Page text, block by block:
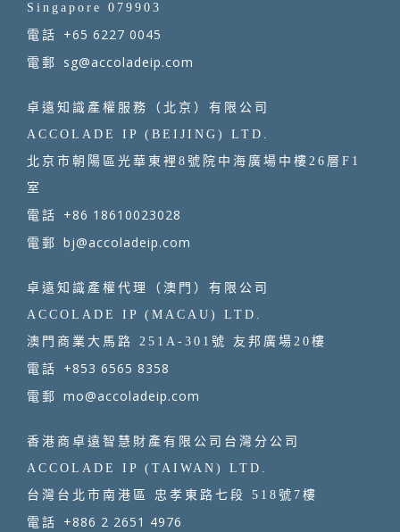
Singapore 079903
電話 +65 6227 0045
電郵 sg@accoladeip.com
卓遠知識產權服務（北京）有限公司
ACCOLADE IP (BEIJING) LTD.
北京市朝陽區光華東裡8號院中海廣場中樓26層F1
室
電話 +86 18610023028
電郵 bj@accoladeip.com
卓遠知識產權代理（澳門）有限公司
ACCOLADE IP (MACAU) LTD.
澳門商業大馬路 251A-301號 友邦廣場20樓
電話 +853 6565 8358
電郵 mo@accoladeip.com
香港商卓遠智慧財產有限公司台灣分公司
ACCOLADE IP (TAIWAN) LTD.
台灣台北市南港區 忠孝東路七段 518號7樓
電話 +886 2 2651 4976